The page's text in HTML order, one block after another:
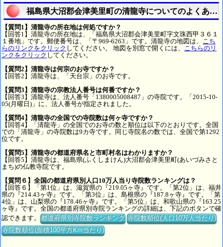
福島県大沼郡会津美里町の清龍寺についてのよくある
【質問1】清龍寺の所在地は何処ですか？
【回答1】清龍寺の所在地は、「福島県大沼郡会津美里町字文珠西甲３６１
１番地」です。郵便番号は、「〒969-6263」です。清龍寺の地図は、 こち
らのリンクをクリック してください。 地図を別窓で開くには、 こちらのリ
ンクをクリック してください。
【質問2】清龍寺は何宗のお寺ですか？
【回答2】清龍寺は、「天台宗」のお寺です。
【質問3】清龍寺の宗教法人番号は何番ですか？
【回答3】清龍寺は、法人番号「1380005008487」の寺院です。「2015-10-
05(月曜日)」に、法人番号が指定されました。
【質問4】清龍寺の全国での寺院数は何ヶ寺ですか？
【回答4】「清龍寺」の全国でのお寺の数と順位は以下のとおりです。全国
での「清龍寺」の寺院数は9カ寺です。同じ寺院名の数では、全国で第1292
位です。
【質問5】清龍寺の都道府県名と市町村名はわかりますか？
【回答5】清龍寺は、福島県(ふくしまけん)大沼郡会津美里町(あいづみさと
まち)の仏教寺院です。
【質問６】全国の都道府県別人口10万人当り寺院数ランキングは？
【回答６】「第1位」は、滋賀県の『219.05ヶ寺』です。「第2位」は、福井
県の『214.43ヶ寺』です。「第3位」は、島根県の『187.8ヶ寺』です。「第
4位」は、山梨県の『178.46ヶ寺』です。「第5位」は、和歌山県の『163.25
ヶ寺』です。全国の都道府県別寺院ランキングの詳細は、下記のボタンで確
認できます。都道府県別寺院数ランキング 寺院数順位(人口10万人当たり)
寺院数順位(面積100平方Km当たり)